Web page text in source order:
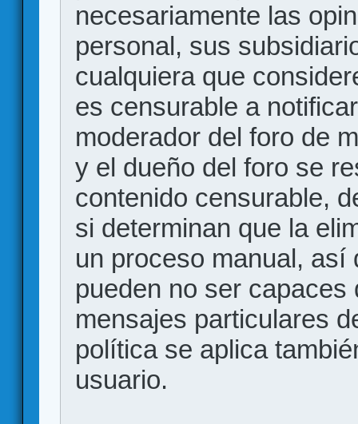
necesariamente las
personal, sus
cualquiera que
es censurable a
moderador del foro de
y el dueño del foro se
contenido censurable,
si determinan que la
un proceso manual, así
pueden no ser
mensajes particulares
política se aplica
usuario.